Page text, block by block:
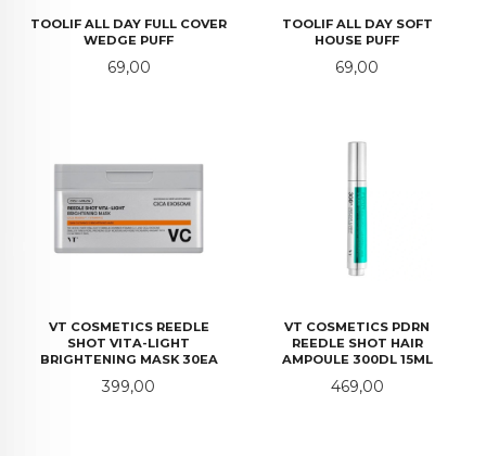
TOOLIF ALL DAY FULL COVER
WEDGE PUFF
Pris
69,00
TOOLIF ALL DAY SOFT
HOUSE PUFF
Pris
69,00
VT COSMETICS REEDLE
SHOT VITA-LIGHT
BRIGHTENING MASK 30EA
Pris
399,00
VT COSMETICS PDRN
REEDLE SHOT HAIR
AMPOULE 300DL 15ML
Pris
469,00